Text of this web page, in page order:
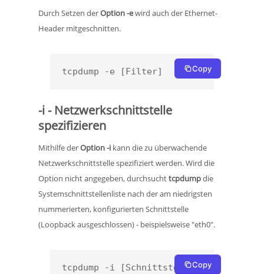
Durch Setzen derOption -ewird auch der Ethernet-
Header mitgeschnitten.
tcpdump -e [Filter] Copy
-i - Netzwerkschnittstelle
spezifizieren
Mithilfe derOption -i kann die zu überwachende
Netzwerkschnittstelle spezifiziert werden. Wird die
Option nicht angegeben, durchsuchttcpdumpdie
Systemschnittstellenliste nach der am niedrigsten
nummerierten, konfigurierten Schnittstelle
(Loopback ausgeschlossen) - beispielsweise "eth0".
tcpdump -i [Schnittstelle] Copy